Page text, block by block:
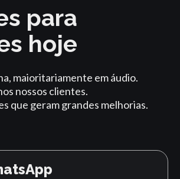
para
hoje
maioritariamente em áudio.
nossos clientes.
que geram grandes melhorias.